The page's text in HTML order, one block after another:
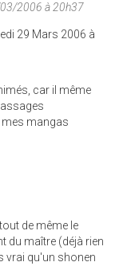
2006 à 20h37
29 Mars 2006 à
car il même
mangas
de même le
du maître (déjà rien
vrai qu'un shonen